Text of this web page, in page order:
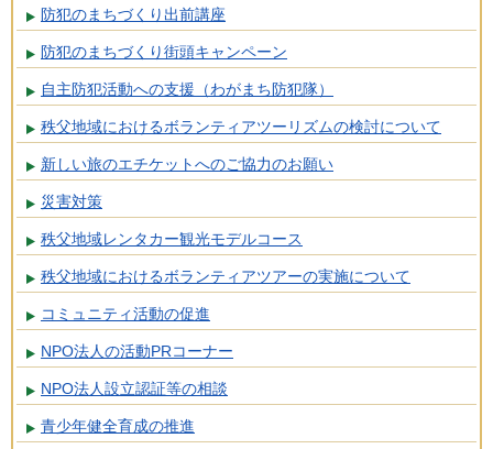
防犯のまちづくり出前講座
防犯のまちづくり街頭キャンペーン
自主防犯活動への支援（わがまち防犯隊）
秩父地域におけるボランティアツーリズムの検討について
新しい旅のエチケットへのご協力のお願い
災害対策
秩父地域レンタカー観光モデルコース
秩父地域におけるボランティアツアーの実施について
コミュニティ活動の促進
NPO法人の活動PRコーナー
NPO法人設立認証等の相談
青少年健全育成の推進